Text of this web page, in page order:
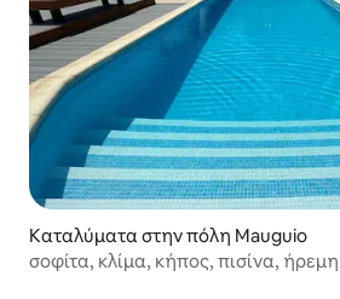
Καταλύματα στην πόλη Mauguio
σοφίτα, κλίμα, κήπος, πισίνα,